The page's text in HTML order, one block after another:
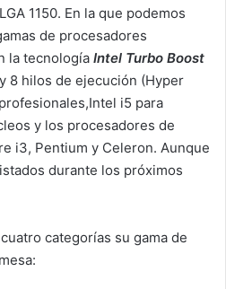
1150. En la que podemos
de procesadores
la tecnología Intel Turbo Boost
8 hilos de ejecución (Hyper
i5 para
y los procesadores de
i3, Pentium y Celeron. Aunque
durante los próximos
categorías su gama de